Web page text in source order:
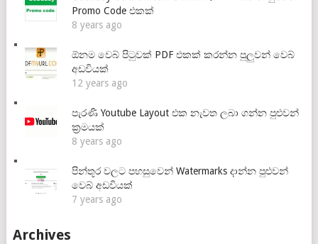
Promo Code එකක්
8 years ago
ඕනම වෙබ් පිටුවක් PDF එකක් කරන්න පුලුවන් වෙබ්
අඩවියක්
12 years ago
පැරණි Youtube Layout එක නැවත ලබා ගන්න පුළුවන්
ක්‍රමයක්
8 years ago
පින්තූර වලට පහසුවෙන් Watermarks දාන්න පුළුවන්
වෙබ් අඩවියක්
7 years ago
Archives